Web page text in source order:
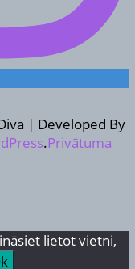
| Developed By
.Privātuma
lietot vietni,